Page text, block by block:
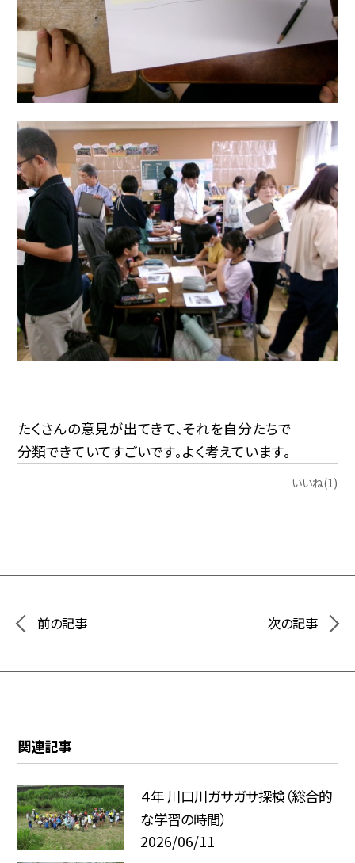
たくさんの意見が出てきて、それを自分たちで
分類できていてすごいです。よく考えています。
いいね(1)
前の記事 次の記事
関連記事
４年 川口川ガサガサ探検（総合的
な学習の時間）
2026/06/11